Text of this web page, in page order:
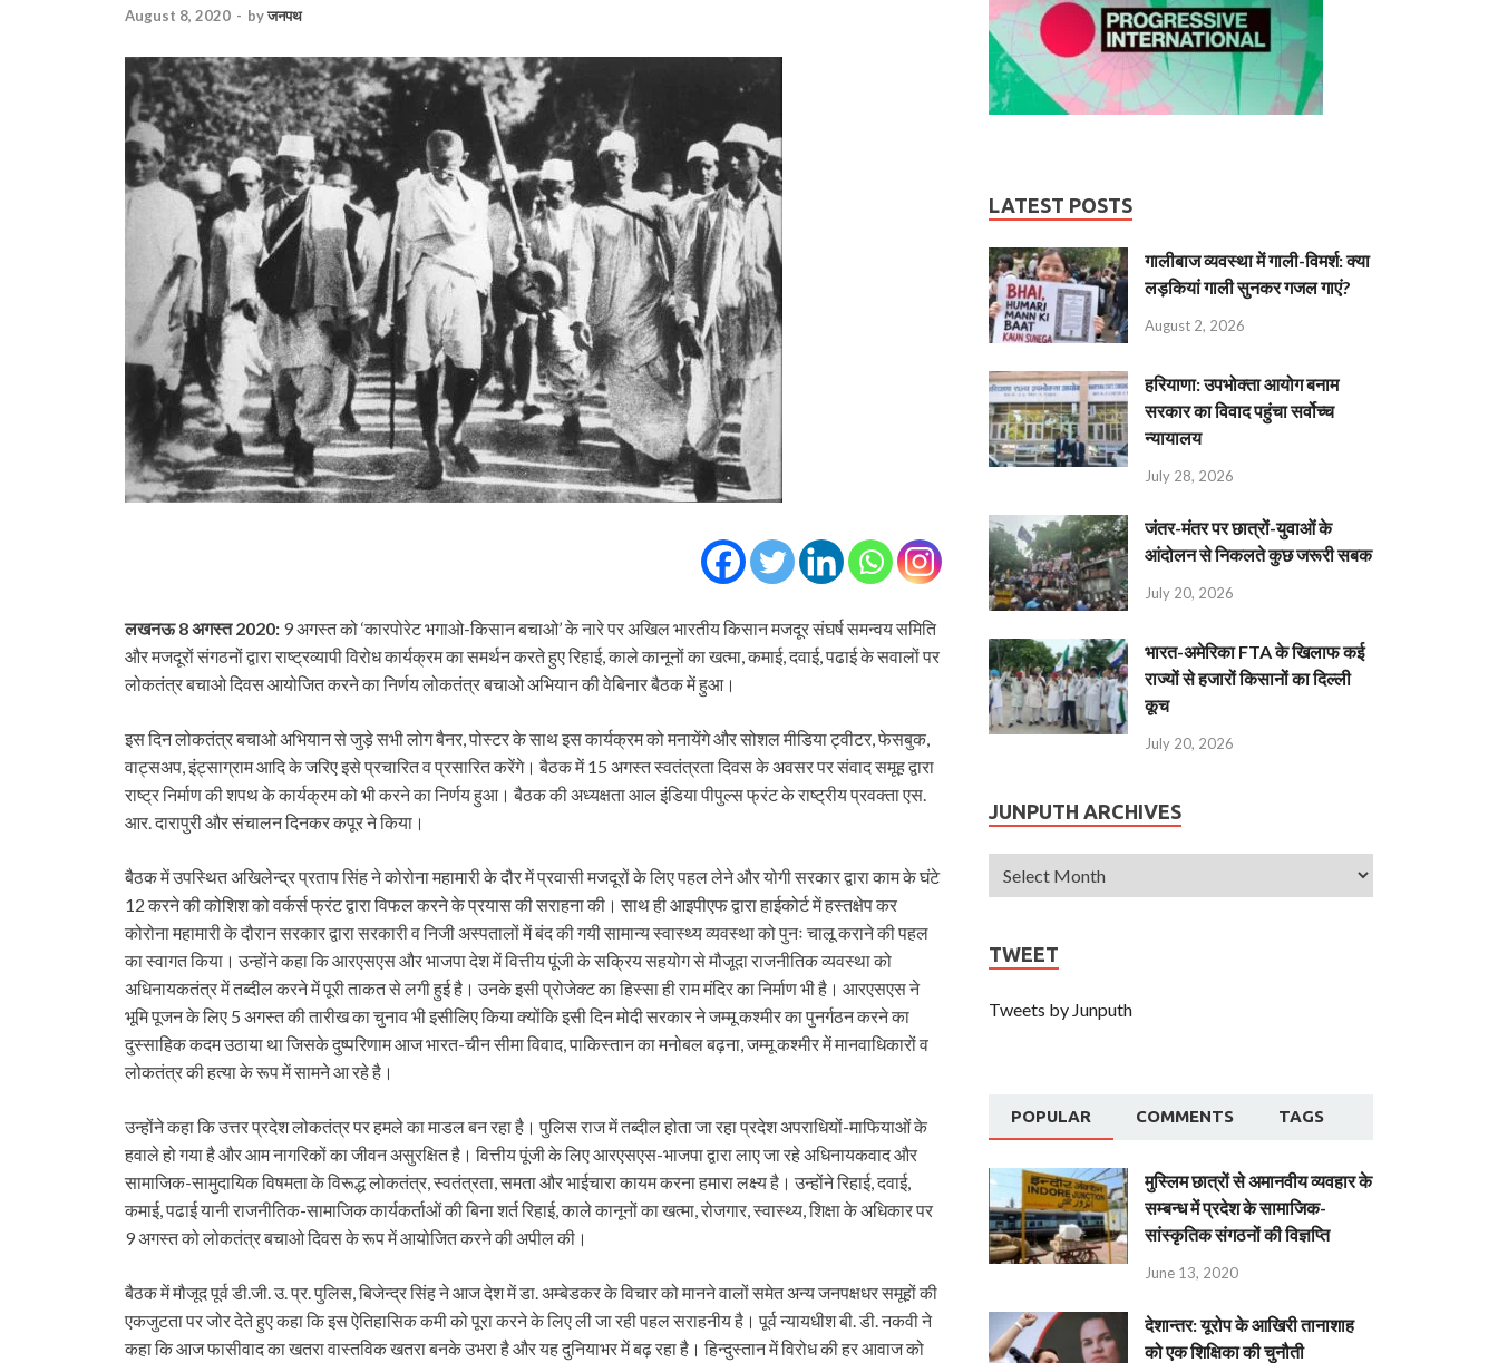
August 8, 2020 - byजनपथ
लखनऊ 8 अगस्त 2020: 9 अगस्त को ‘कारपोरेट भगाओ-किसान बचाओ’ के नारे पर अखिल भारतीय किसान मजदूर संघर्ष समन्वय समिति
और मजदूरों संगठनों द्वारा राष्ट्रव्यापी विरोध कार्यक्रम का समर्थन करते हुए रिहाई, काले कानूनों का खत्मा, कमाई, दवाई, पढाई के सवालों पर
लोकतंत्र बचाओ दिवस आयोजित करने का निर्णय लोकतंत्र बचाओ अभियान की वेबिनार बैठक में हुआ।
इस दिन लोकतंत्र बचाओ अभियान से जुड़े सभी लोग बैनर, पोस्टर के साथ इस कार्यक्रम को मनायेंगे और सोशल मीडिया ट्वीटर, फेसबुक,
वाट्सअप, इंट्साग्राम आदि के जरिए इसे प्रचारित व प्रसारित करेंगे। बैठक में 15 अगस्त स्वतंत्रता दिवस के अवसर पर संवाद समूह द्वारा
राष्ट्र निर्माण की शपथ के कार्यक्रम को भी करने का निर्णय हुआ। बैठक की अध्यक्षता आल इंडिया पीपुल्स फ्रंट के राष्ट्रीय प्रवक्ता एस.
आर. दारापुरी और संचालन दिनकर कपूर ने किया।
बैठक में उपस्थित अखिलेन्द्र प्रताप सिंह ने कोरोना महामारी के दौर में प्रवासी मजदूरों के लिए पहल लेने और योगी सरकार द्वारा काम के घंटे
12 करने की कोशिश को वर्कर्स फ्रंट द्वारा विफल करने के प्रयास की सराहना की। साथ ही आइपीएफ द्वारा हाईकोर्ट में हस्तक्षेप कर
कोरोना महामारी के दौरान सरकार द्वारा सरकारी व निजी अस्पतालों में बंद की गयी सामान्य स्वास्थ्य व्यवस्था को पुनः चालू कराने की पहल
का स्वागत किया। उन्होंने कहा कि आरएसएस और भाजपा देश में वित्तीय पूंजी के सक्रिय सहयोग से मौजूदा राजनीतिक व्यवस्था को
अधिनायकतंत्र में तब्दील करने में पूरी ताकत से लगी हुई है। उनके इसी प्रोजेक्ट का हिस्सा ही राम मंदिर का निर्माण भी है। आरएसएस ने
भूमि पूजन के लिए 5 अगस्त की तारीख का चुनाव भी इसीलिए किया क्योंकि इसी दिन मोदी सरकार ने जम्मू कश्मीर का पुनर्गठन करने का
दुस्साहिक कदम उठाया था जिसके दुष्परिणाम आज भारत-चीन सीमा विवाद, पाकिस्तान का मनोबल बढ़ना, जम्मू कश्मीर में मानवाधिकारों व
लोकतंत्र की हत्या के रूप में सामने आ रहे है।
उन्होंने कहा कि उत्तर प्रदेश लोकतंत्र पर हमले का माडल बन रहा है। पुलिस राज में तब्दील होता जा रहा प्रदेश अपराधियों-माफियाओं के
हवाले हो गया है और आम नागरिकों का जीवन असुरक्षित है। वित्तीय पूंजी के लिए आरएसएस-भाजपा द्वारा लाए जा रहे अधिनायकवाद और
सामाजिक-सामुदायिक विषमता के विरूद्ध लोकतंत्र, स्वतंत्रता, समता और भाईचारा कायम करना हमारा लक्ष्य है। उन्होंने रिहाई, दवाई,
कमाई, पढाई यानी राजनीतिक-सामाजिक कार्यकर्ताओं की बिना शर्त रिहाई, काले कानूनों का खत्मा, रोजगार, स्वास्थ्य, शिक्षा के अधिकार पर
9 अगस्त को लोकतंत्र बचाओ दिवस के रूप में आयोजित करने की अपील की।
बैठक में मौजूद पूर्व डी.जी. उ. प्र. पुलिस, बिजेन्द्र सिंह ने आज देश में डा. अम्बेडकर के विचार को मानने वालों समेत अन्य जनपक्षधर समूहों की
एकजुटता पर जोर देते हुए कहा कि इस ऐतिहासिक कमी को पूरा करने के लिए ली जा रही पहल सराहनीय है। पूर्व न्यायधीश बी. डी. नकवी ने
कहा कि आज फासीवाद का खतरा वास्तविक खतरा बनके उभरा है और यह दुनियाभर में बढ़ रहा है। हिन्दुस्तान में विरोध की हर आवाज को
LATEST POSTS
गालीबाज व्‍यवस्‍था में गाली-विमर्श: क्या
लड़कियां गाली सुनकर गजल गाएं?
August 2, 2026
हरियाणा: उपभोक्ता आयोग बनाम
सरकार का विवाद पहुंचा सर्वोच्च
न्यायालय
July 28, 2026
जंतर-मंतर पर छात्रों-युवाओं के
आंदोलन से निकलते कुछ जरूरी सबक
July 20, 2026
भारत-अमेरिका FTA के खिलाफ कई
राज्यों से हजारों किसानों का दिल्ली
कूच
July 20, 2026
JUNPUTH ARCHIVES
TWEET
Tweets by Junputh
POPULAR COMMENTS TAGS
मुस्लिम छात्रों से अमानवीय व्यवहार के
सम्बन्ध में प्रदेश के सामाजिक-
सांस्कृतिक संगठनों की विज्ञप्ति
June 13, 2020
देशान्‍तर: यूरोप के आखिरी तानाशाह
को एक शिक्षिका की चुनौती